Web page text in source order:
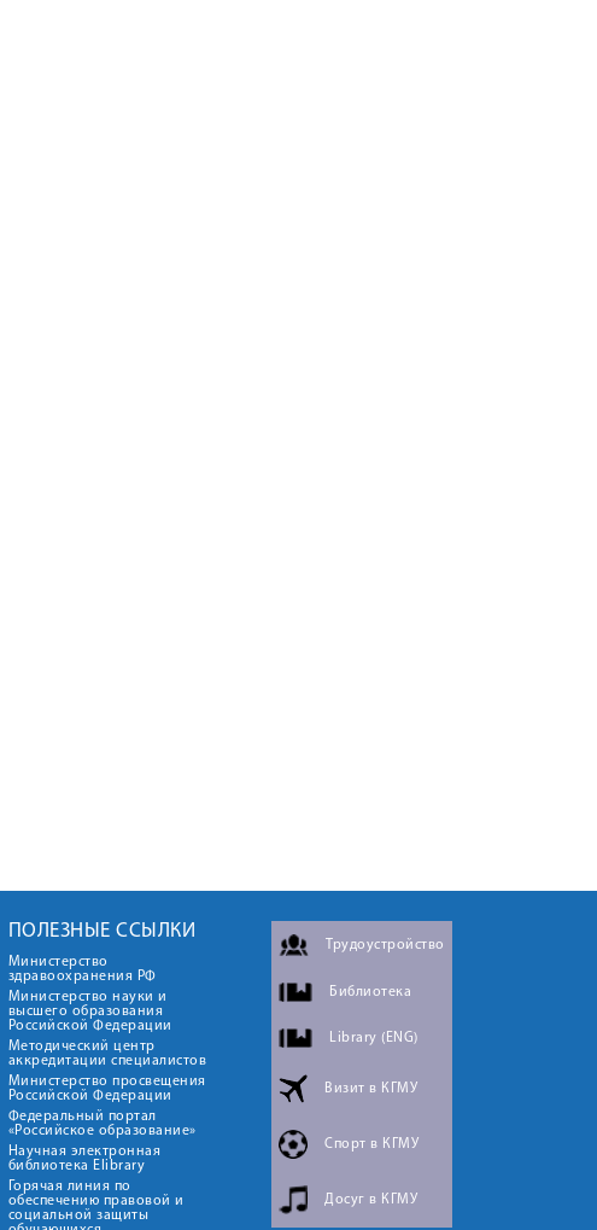
ПОЛЕЗНЫЕ ССЫЛКИ
Министерство
здравоохранения РФ
Министерство науки и
высшего образования
Российской Федерации
Методический центр
аккредитации специалистов
Министерство просвещения
Российской Федерации
Федеральный портал
«Российское образование»
Научная электронная
библиотека Elibrary
Горячая линия по
обеспечению правовой и
социальной защиты
Трудоустройство
Библиотека
Library (ENG)
Визит в КГМУ
Спорт в КГМУ
Досуг в КГМУ